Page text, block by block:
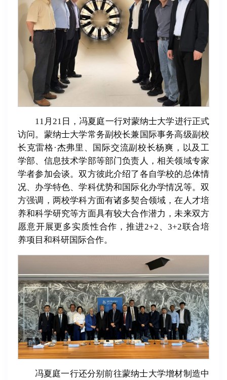
11月21日，冯夏庭一行对蒙纳士大学进行正式
访问。蒙纳士大学常务副校长兼国际事务高级副校
长克雷格·杰弗里、国际交流副校长杨爽，以及工
学部、信息技术学部等部门负责人，相关领域专家
学者参加会谈。双方彼此介绍了各自学校的总体情
况、办学特色、学科优势和国际化办学情况等。双
方强调，两校学科方面有诸多契合领域，在人才培
养和科学研究等方面具有较大合作潜力，未来双方
愿意开展更多实质性合作，推进2+2、3+2联合培
养项目和科研国际合作。
冯夏庭一行还分别前往蒙纳士大学增材制造中